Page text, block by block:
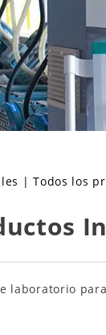
|Todos los
laboratorio